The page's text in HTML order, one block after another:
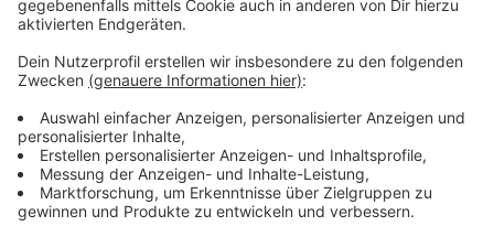
schlägt bald um. Als «Volksverräterin» wird die
Kanzlerin jetzt beschimpft. «Merkel muss weg» wird
bei den Demonstrationen skandiert, etwa denen der
selbst ernannten "Patriotischen Europäer gegen die
Islamisierung des Abendlandes", kurz Pegida. Die AfD
wächst stetig, zieht 2017 in den Bundestag ein.
Und Merkel? Sie setzt bei ihrer
Sommerpressekonferenz am 31. August 2015 gegen